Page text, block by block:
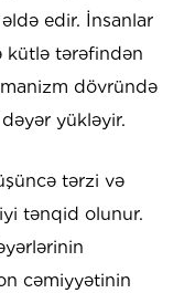
edir. İnsanlar
kütlə tərəfindən
dövründə
yükləyir.
tərzi və
tənqid olunur.
cəmiyyətinin